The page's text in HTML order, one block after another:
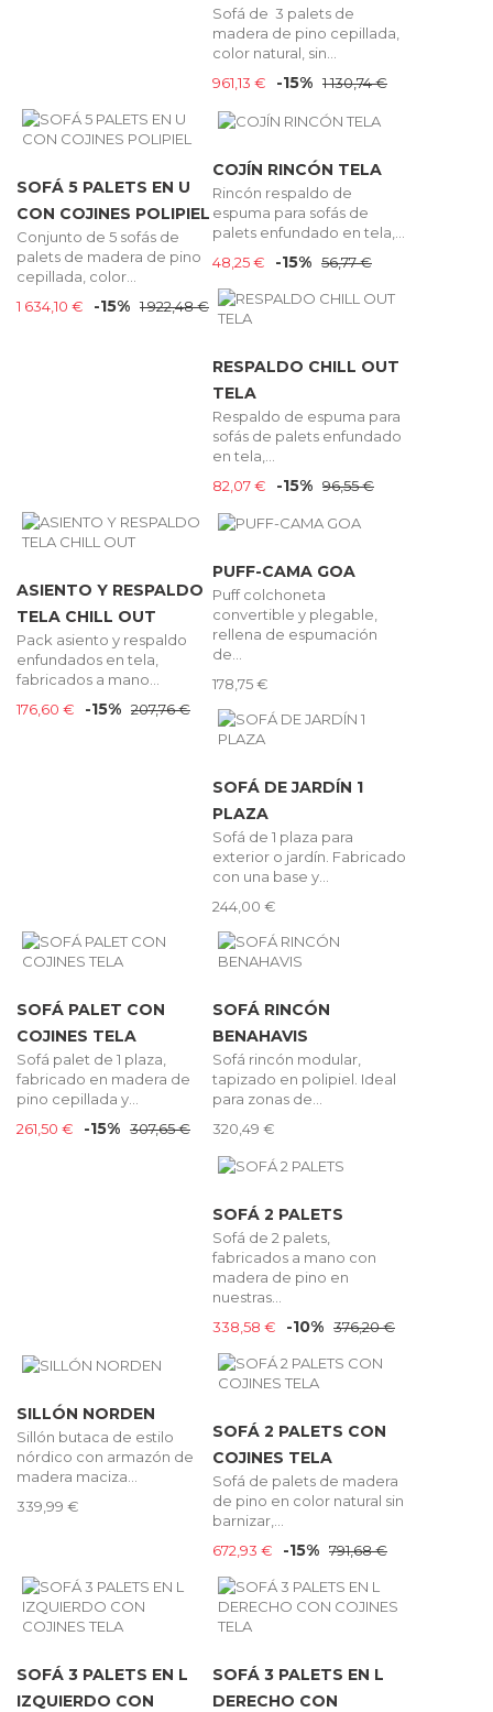
Sofá de 3 palets de
madera de pino cepillada,
color natural, sin...
961,13 €
-15% 1 130,74 €
SOFÁ 5 PALETS EN U
CON COJINES POLIPIEL
Conjunto de 5 sofás de
palets de madera de pino
cepillada, color...
1 634,10 €
-15% 1 922,48 €
COJÍN RINCÓN TELA
Rincón respaldo de
espuma para sofás de
palets enfundado en tela,...
48,25 €
-15% 56,77 €
RESPALDO CHILL OUT
TELA
Respaldo de espuma para
sofás de palets enfundado
en tela,...
82,07 €
-15% 96,55 €
ASIENTO Y RESPALDO
TELA CHILL OUT
Pack asiento y respaldo
enfundados en tela,
fabricados a mano...
176,60 €
-15% 207,76 €
PUFF-CAMA GOA
Puff colchoneta
convertible y plegable,
rellena de espumación
de...
178,75 €
SOFÁ DE JARDÍN 1
PLAZA
Sofá de 1 plaza para
exterior o jardín. Fabricado
con una base y...
244,00 €
SOFÁ PALET CON
COJINES TELA
Sofá palet de 1 plaza,
fabricado en madera de
pino cepillada y...
261,50 €
-15% 307,65 €
SOFÁ RINCÓN
BENAHAVIS
Sofá rincón modular,
tapizado en polipiel. Ideal
para zonas de...
320,49 €
SOFÁ 2 PALETS
Sofá de 2 palets,
fabricados a mano con
madera de pino en
nuestras...
338,58 €
-10% 376,20 €
SILLÓN NORDEN
Sillón butaca de estilo
nórdico con armazón de
madera maciza...
339,99 €
SOFÁ 2 PALETS CON
COJINES TELA
Sofá de palets de madera
de pino en color natural sin
barnizar,...
672,93 €
-15% 791,68 €
SOFÁ 3 PALETS EN L
IZQUIERDO CON
SOFÁ 3 PALETS EN L
DERECHO CON